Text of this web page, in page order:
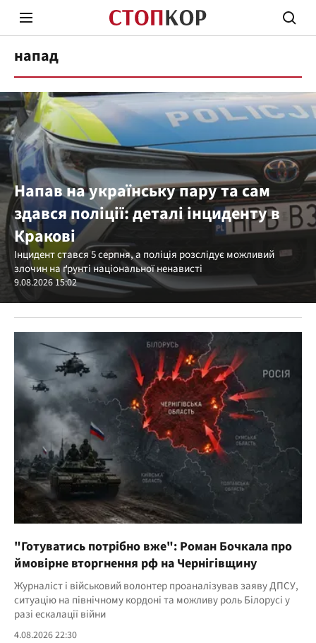
Стоп Політичній Корупції
Політика
напад
Напав на українську пару та сам
здався поліції: деталі інциденту в
Кракові
Інцидент стався 5 серпня, а поліція розслідує можливий
злочин на ґрунті національної ненависті
9.08.2026 15:02
"Готуватись потрібно вже": Роман Бочкала про
ймовірне вторгнення рф на Чернігівщину
Журналіст і військовий волонтер проаналізував заяву ДПСУ,
ситуацію на північному кордоні та можливу роль Білорусі у
разі ескалації війни
4.08.2026 22:30